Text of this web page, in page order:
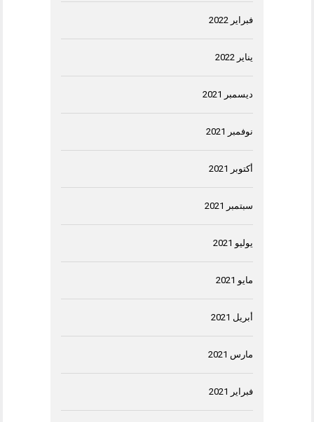
فبراير 2022
يناير 2022
ديسمبر 2021
نوفمبر 2021
أكتوبر 2021
سبتمبر 2021
يوليو 2021
مايو 2021
أبريل 2021
مارس 2021
فبراير 2021